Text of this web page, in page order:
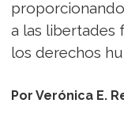
a las libertades
los derechos
Por Verónica E.